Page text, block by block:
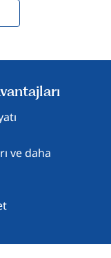
ve daha